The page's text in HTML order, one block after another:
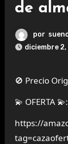
de
por
diciembre
🚫 Precio
💫 OFERTA
https://